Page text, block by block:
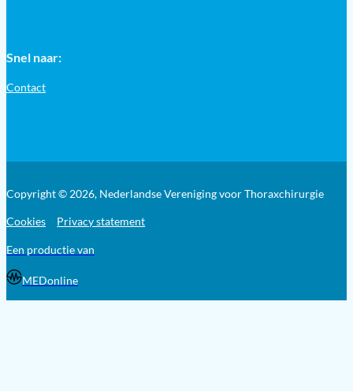
Snel naar:
Contact
Copyright © 2026, Nederlandse Vereniging voor Thoraxchirurgie
Cookies Privacy statement
Een productie van
MEDonline